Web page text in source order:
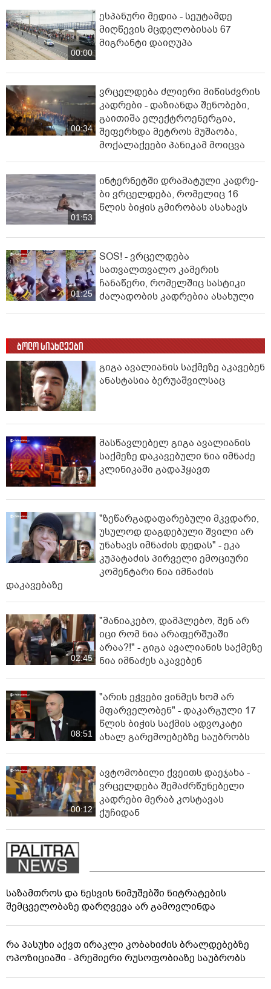
00:00
ესპანური მედია - სეუტამდე
მიღწევის მცდელობისას 67
მიგრანტი დაიღუპა
00:34
ვრცელდება ძლიერი მიწისძვრის
კადრები - დაზიანდა შენობები,
გაითიშა ელექტროენერგია,
შეფერხდა მეტროს მუშაობა,
მოქალაქეები პანიკამ მოიცვა
01:53
ინ­ტერ­ნეტ­ში დრა­მა­ტუ­ლი კად­რე­
ბი ვრცელდება, რომელიც 16
წლის ბიჭის გმირობას ასახავს
01:25
SOS! - ვრცელდება
სათვალთვალო კამერის
ჩანაწერი, რომელშიც სასტიკი
ძალადობის კადრებია ასახული
ბოლო სიახლეები
გიგა ავალიანის საქმეზე აკავებენ
ანასტასია ბერუაშვილსაც
მასწავლებელ გიგა ავალიანის
საქმეზე დაკავებული ნია იმნაძე
კლინიკაში გადაჰყავთ
"ზეწარგადაფარებული მკვდარი,
უსულოდ დაგდებული შვილი არ
უნახავს იმნაძის დედას" - ეკა
კუპატაძის პირველი ემოციური
კომენტარი ნია იმნაძის
დაკავებაზე
02:45
"მანიაკებო, დამპლებო, შენ არ
იცი რომ ნია არაფერშუაში
არაა?!" - გიგა ავალიანის საქმეზე
ნია იმნაძეს აკავებენ
08:51
"არის ეჭვები ვინმეს ხომ არ
მფარველობენ" - დაკარგული 17
წლის ბიჭის საქმის ადვოკატი
ახალ გარემოებებზე საუბრობს
00:12
ავტომობილი ქვეითს დაეჯახა -
ვრცელდება შემაძრწუნებელი
კადრები მერაბ კოსტავას
ქუჩიდან
საზამთროს და ნესვის ნიმუშებში ნიტრატების
შემცველობაზე დარღვევა არ გამოვლინდა
რა პასუხი აქვთ ირაკლი კობახიძის ბრალდებებზე
ოპოზიციაში - პრემიერი რუსოფობიაზე საუბრობს